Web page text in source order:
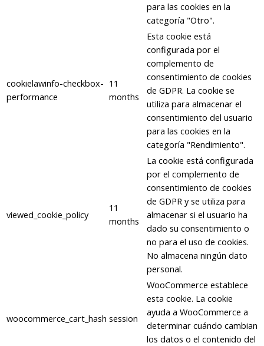
para las cookies en la
categoría "Otro".
cookielawinfo-checkbox-
performance
11
months
Esta cookie está
configurada por el
complemento de
consentimiento de cookies
de GDPR. La cookie se
utiliza para almacenar el
consentimiento del usuario
para las cookies en la
categoría "Rendimiento".
viewed_cookie_policy
11
months
La cookie está configurada
por el complemento de
consentimiento de cookies
de GDPR y se utiliza para
almacenar si el usuario ha
dado su consentimiento o
no para el uso de cookies.
No almacena ningún dato
personal.
woocommerce_cart_hash session
WooCommerce establece
esta cookie. La cookie
ayuda a WooCommerce a
determinar cuándo cambian
los datos o el contenido del